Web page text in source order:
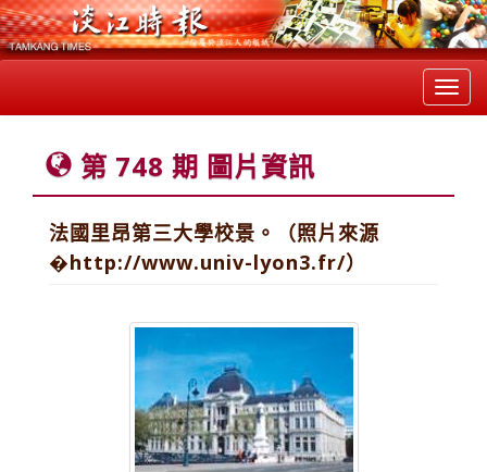
第 748 期 圖片資訊
法國里昂第三大學校景。（照片來源
�http://www.univ-lyon3.fr/）